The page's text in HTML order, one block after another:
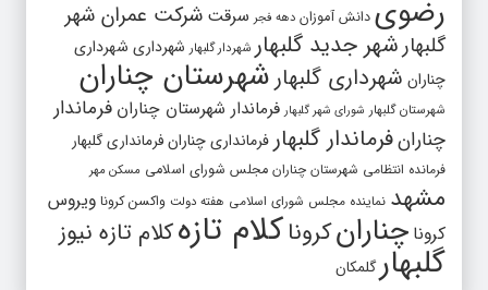
رضوی دانش آموزان دهه فجر سرقت شرکت عمران شهر
گلبهارشهر جدید گلبهار شهردار گلبهار شهرداری شهرداری
چناران شهرداری گلبهار شهرستان چناران
شهرستان گلبهار شورای شهر گلبهار فرماندار شهرستان چناران فرماندار
چنارانفرماندار گلبهار فرمانداری چنارانفرمانداری گلبهار
فرمانده انتظامی شهرستان چناران مجلس شورای اسلامی مسکن مهر
مشهد نماینده مجلس شورای اسلامی هفته دولت واکسن کرونا ویروس
کرونا چنارانکروناکلام تازهکلام تازه نیوز
گلبهارگلمکان